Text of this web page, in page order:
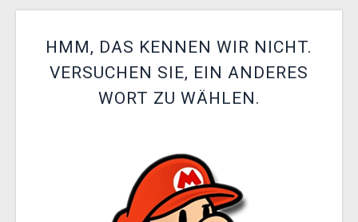
HMM, DAS KENNEN WIR NICHT.
VERSUCHEN SIE, EIN ANDERES
WORT ZU WÄHLEN.